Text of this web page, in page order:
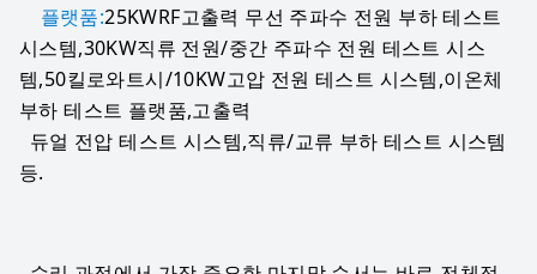
    플랫품:
25KWRF고출력 무선 주파수 전원 부하 테스트
시스템,30KW직류 전원/중간 주파수 전원 테스트 시스
템,50킬로와트시/10KW고압 전원 테스트 시스템,이온체
부하 테스트 플랫품,고출력